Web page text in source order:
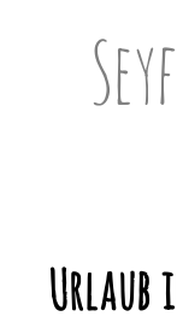
Urlaub